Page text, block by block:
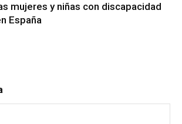
mujeres y niñas con discapacidad
España